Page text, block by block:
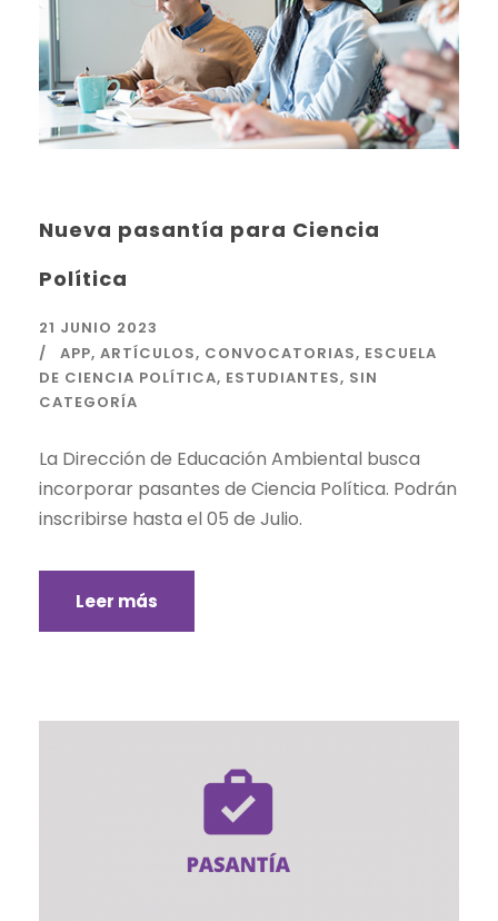
Nueva pasantía para Ciencia
Política
21 JUNIO 2023
APP, ARTÍCULOS, CONVOCATORIAS, ESCUELA
DE CIENCIA POLÍTICA, ESTUDIANTES, SIN
CATEGORÍA
La Dirección de Educación Ambiental busca
incorporar pasantes de Ciencia Política. Podrán
inscribirse hasta el 05 de Julio.
Leer más